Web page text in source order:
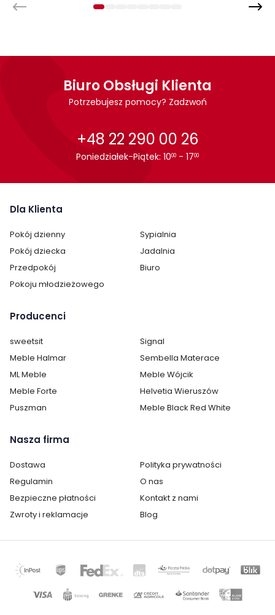
Cechy charakterystyczne
Szerokość:
Kolor drewna: Jasny dąb
Ilość szuflad: 2
Ilość drzwi:
Wykonanie: laminat / folia
Oświetlenie: brak oświetlenia
Montaż: do samodzielnego montażu
Pokój: Salon
Typ podparcia: na nóżkach
Biuro Obsługi Klienta
Potrzebujesz pomocy? Zadzwoń
+48 22 290 00 26
Poniedziałek-Piątek: 1000 - 1700
Dla Klienta
Pokój dzienny
Sypialnia
Pokój dziecka
Jadalnia
Przedpokój
Biuro
Pokoju młodzieżowego
Producenci
sweetsit
Signal
Meble Halmar
Sembella Materace
ML Meble
Meble Wójcik
Meble Forte
Helvetia Wieruszów
Puszman
Meble Black Red White
Nasza firma
Dostawa
Polityka prywatności
Regulamin
O nas
Bezpieczne płatności
Kontakt z nami
Zwroty i reklamacje
Blog